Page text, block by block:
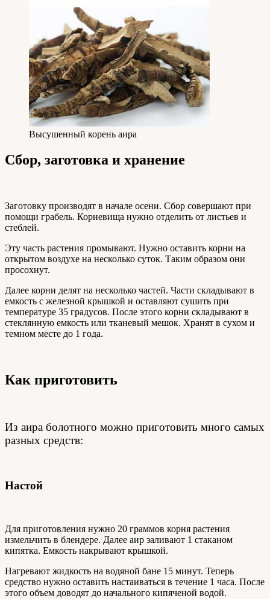
Высушенный корень аира
Сбор, заготовка и хранение
Заготовку производят в начале осени. Сбор совершают при
помощи грабель. Корневища нужно отделить от листьев и
стеблей.
Эту часть растения промывают. Нужно оставить корни на
открытом воздухе на несколько суток. Таким образом они
просохнут.
Далее корни делят на несколько частей. Части складывают в
емкость с железной крышкой и оставляют сушить при
температуре 35 градусов. После этого корни складывают в
стеклянную емкость или тканевый мешок. Хранят в сухом и
темном месте до 1 года.
Как приготовить
Из аира болотного можно приготовить много самых
разных средств:
Настой
Для приготовления нужно 20 граммов корня растения
измельчить в блендере. Далее аир заливают 1 стаканом
кипятка. Емкость накрывают крышкой.
Нагревают жидкость на водяной бане 15 минут. Теперь
средство нужно оставить настаиваться в течение 1 часа. После
этого объем доводят до начального кипяченой водой.